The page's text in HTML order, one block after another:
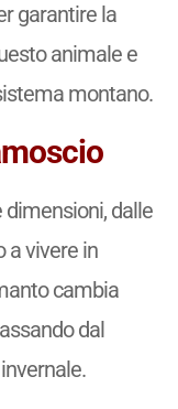
garantire la
animale e
montano.
dalle
a vivere in
cambia
dal